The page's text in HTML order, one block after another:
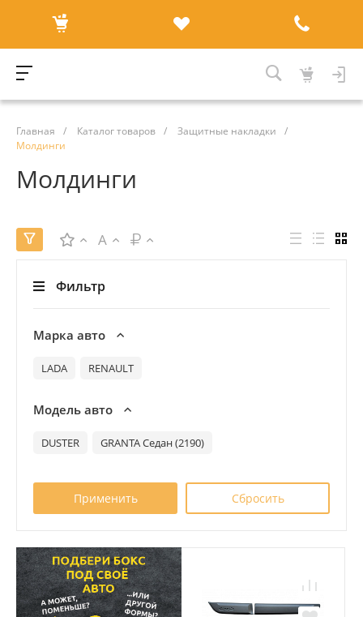
Главная / Каталог товаров / Защитные накладки
/
Молдинги
Молдинги
A
Фильтр
Марка авто
LADA RENAULT
Модель авто
DUSTER GRANTA Седан (2190)